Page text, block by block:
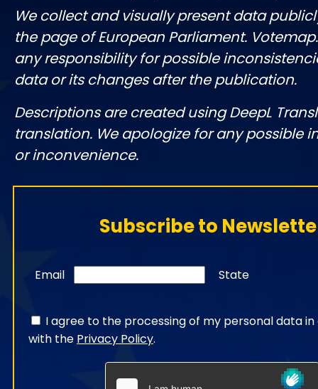
We collect and visually present data
the page of European Parliament.
any responsibility for possible
data or its changes after the publication.
Descriptions are created using DeepL
translation. We apologize for any possible
or inconvenience.
Subscribe to
Email State
I agree to the processing of my personal data
with the Privacy Policy.